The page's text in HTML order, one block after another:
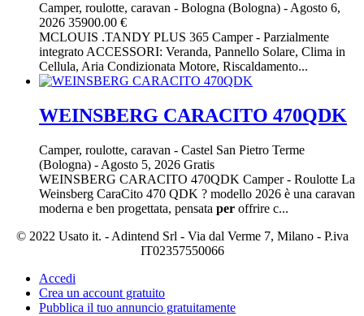
Camper, roulotte, caravan - Bologna (Bologna) - Agosto 6,
2026 35900.00 €
MCLOUIS .TANDY PLUS 365 Camper - Parzialmente
integrato ACCESSORI: Veranda, Pannello Solare, Clima in
Cellula, Aria Condizionata Motore, Riscaldamento...
WEINSBERG CARACITO 470QDK
Camper, roulotte, caravan - Castel San Pietro Terme
(Bologna) - Agosto 5, 2026 Gratis
WEINSBERG CARACITO 470QDK Camper - Roulotte La
Weinsberg CaraCito 470 QDK ? modello 2026 è una caravan
moderna e ben progettata, pensata per offrire c...
© 2022 Usato it. - Adintend Srl - Via dal Verme 7, Milano - P.iva
IT02357550066
Accedi
Crea un account gratuito
Pubblica il tuo annuncio gratuitamente